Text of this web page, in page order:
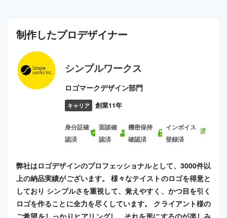
制作したプロデザイナー
シンプルワークス
ロゴマークデザイン部門
キャリア 創業11年
身分証確
認済
面談確
認済
機密保持
確認済
インボイス
登録済
弊社はロゴデザインのプロフェッショナルとして、3000件以
上の納品実績がございます。 様々なテイストのロゴを得意と
しており シンプルさを重視して、覚えやすく、かつ目を引く
ロゴを作ることに全力を尽くしています。 クライアント様の
ご希望をしっかりヒアリングし、それを形にするのが楽しみ